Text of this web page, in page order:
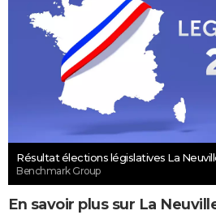
Résultat élections législatives La
Benchmark Group
En savoir plus sur La